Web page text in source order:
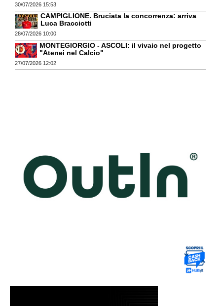
30/07/2026 15:53
CAMPIGLIONE. Bruciata la concorrenza: arriva
Luca Bracciotti
28/07/2026 10:00
MONTEGIORGIO - ASCOLI: il vivaio nel progetto
"Atenei nel Calcio"
27/07/2026 12:02